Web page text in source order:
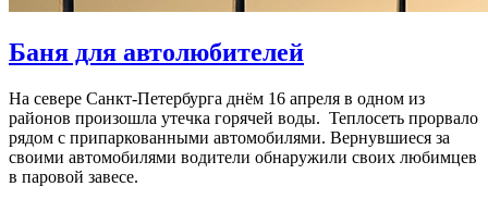
Баня для автолюбителей
На севере Санкт-Петербурга днём 16 апреля в одном из
районов произошла утечка горячей воды. Теплосеть прорвало
рядом с припаркованными автомобилями. Вернувшиеся за
своими автомобилями водители обнаружили своих любимцев
в паровой завесе.